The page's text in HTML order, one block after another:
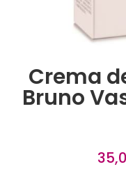
Crema
Bruno